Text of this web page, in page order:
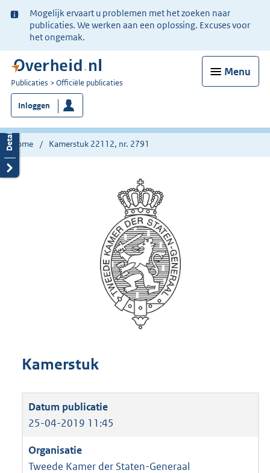
Ter
informatie:
Mogelijk ervaart u problemen met het zoeken naar
publicaties. We werken aan een oplossing. Excuses voor
het ongemak.
Menu
U
bent
nu
hier:
Publicaties Officiële publicaties
Inloggen
Home Kamerstuk 22112, nr. 2791
Kamerstuk
25-04-2019 11:45
Tweede Kamer der Staten-Generaal